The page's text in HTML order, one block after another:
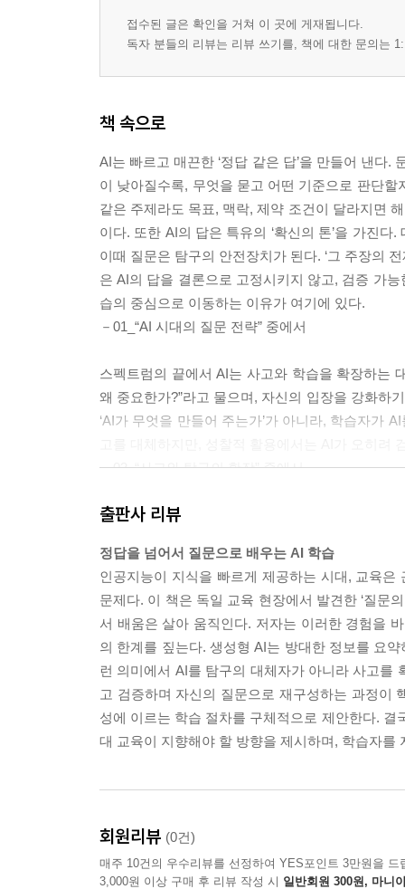
접수된 글은 확인을 거쳐 이 곳에 게재됩니다.
독자 분들의 리뷰는 리뷰 쓰기를, 책에 대한 문의는
책 속으로
AI는 빠르고 매끈한 ‘정답 같은 답’을 만들어 낸다
이 낮아질수록, 무엇을 묻고 어떤 기준으로 판단
같은 주제라도 목표, 맥락, 제약 조건이 달라지면
이다. 또한 AI의 답은 특유의 ‘확신의 톤’을 가진
이때 질문은 탐구의 안전장치가 된다. ‘그 주장의
은 AI의 답을 결론으로 고정시키지 않고, 검증 가
습의 중심으로 이동하는 이유가 여기에 있다.
－01_“AI 시대의 질문 전략” 중에서
스펙트럼의 끝에서 AI는 사고와 학습을 확장하는
왜 중요한가?”라고 물으며, 자신의 입장을 강화하
‘AI가 무엇을 만들어 주는가’가 아니라, 학습자가
－03_“사고와 탐구의 확장” 중에서
설계자의 역할은 바로 이 구조를 탐구가 시작되기
몫이다. 질문의 구조를 설계한다는 것은 탐구의
행위다.
－06_“AI 기반 탐구학습 설계 모델” 중에서
더 깊은 윤리적 문제는 ‘인지적 위임(cognitive
하는 순간, 학습자는 학문적 작업의 핵심을 외부
임을 상실한다는 데 있다. 나아가 유사한 도구를
는 개인의 진실성을 넘어 공동체의 지식 다양성
자들이 유사한 AI 응답에 의존할 때 조용히 약화될
출판사 리뷰
정답을 넘어서 질문으로 배우는 AI 학습
인공지능이 지식을 빠르게 제공하는 시대, 교육
문제다. 이 책은 독일 교육 현장에서 발견한 ‘질문
서 배움은 살아 움직인다. 저자는 이러한 경험을
의 한계를 짚는다. 생성형 AI는 방대한 정보를 요
런 의미에서 AI를 탐구의 대체자가 아니라 사고를
고 검증하며 자신의 질문으로 재구성하는 과정이
성에 이르는 학습 절차를 구체적으로 제안한다.
대 교육이 지향해야 할 방향을 제시하며, 학습자
회원리뷰 (0건)
매주 10건의 우수리뷰를 선정하여 YES포인트 3만원을 드
3,000원 이상 구매 후 리뷰 작성 시 일반회원 300원, 마니